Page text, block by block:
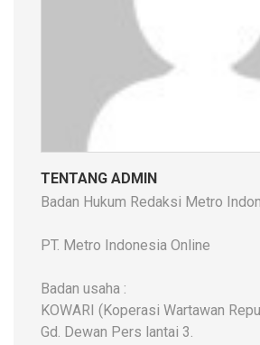
TENTANG ADMIN
Badan Hukum Redaksi Metro
PT. Metro Indonesia Online
Badan usaha :
KOWARI (Koperasi Wartawan
Gd. Dewan Pers lantai 3.